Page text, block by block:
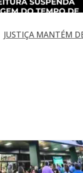
JUSTIÇA MANTÉM